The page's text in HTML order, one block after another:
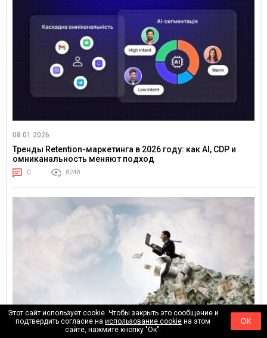
08.01.2026
Тренды Retention-маркетинга в 2026 году: как AI, CDP и
омниканальность меняют подход
0 8248
Этот сайт использует cookie. Чтобы закрыть это сообщение и
подтвердить согласие наиспользование cookie на этом
сайте, нажмите кнопку "Ок".
ОК